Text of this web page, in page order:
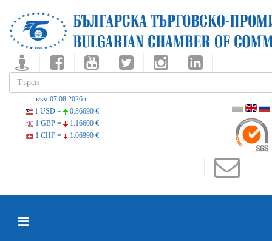
към 07.08.2026 г.
1 USD =
0.86690 €
1 GBP =
1.16600 €
1 CHF =
1.06990 €